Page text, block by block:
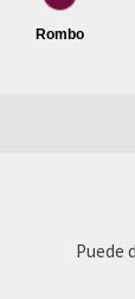
Rombo
Puede